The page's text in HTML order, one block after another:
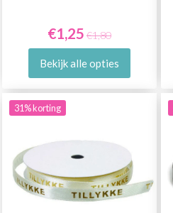
€1,25 €1,80
Bekijk alle opties
31% korting